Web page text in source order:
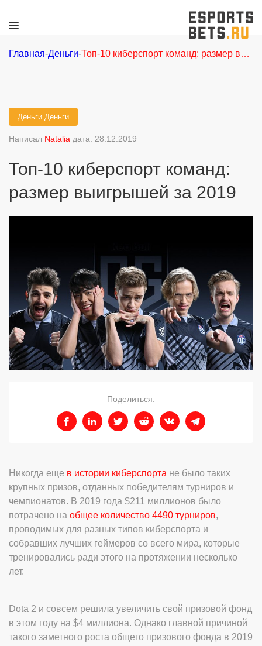
Главная-Деньги- Топ-10 киберспорт команд: размер выигрышей за 2019
Деньги Деньги
Написал Natalia дата: 28.12.2019
Топ-10 киберспорт команд:
размер выигрышей за 2019
Поделиться:
Никогда еще в истории киберспорта не было таких
крупных призов, отданных победителям турниров и
чемпионатов. В 2019 года $211 миллионов было
потрачено на общее количество 4490 турниров,
проводимых для разных типов киберспорта и
собравших лучших геймеров со всего мира, которые
тренировались ради этого на протяжении несколько
лет.
Dota 2 и совсем решила увеличить свой призовой фонд
в этом году на $4 миллиона. Однако главной причиной
такого заметного роста общего призового фонда в 2019